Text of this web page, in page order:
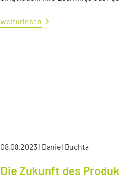
weiterlesen
08.08.2023| Daniel Buchta
Die Zukunft des